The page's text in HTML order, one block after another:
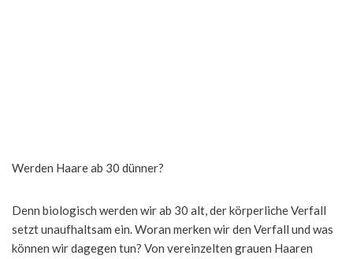
Werden Haare ab 30 dünner?
Denn biologisch werden wir ab 30 alt, der körperliche Verfall
setzt unaufhaltsam ein. Woran merken wir den Verfall und was
können wir dagegen tun? Von vereinzelten grauen Haaren